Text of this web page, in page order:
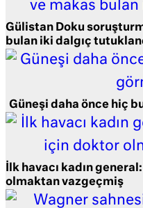
Gülistan Doku
bulan iki dalgıç
Güneşi daha önce hiç
İlk havacı kadın
olmaktan vazgeçmiş